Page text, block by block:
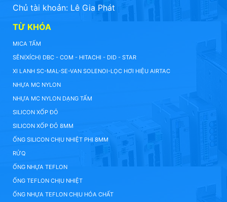
Chủ tài khoản: Lê Gia Phát
TỪ KHÓA
MICA TẤM
SÊN(XÍCH) DBC - COM - HITACHI - DID - STAR
XI LANH SC-MAL-SE-VAN SOLENOI-LỌC HƠI HIỆU AIRTAC
NHỰA MC NYLON
NHỰA MC NYLON DẠNG TẤM
SILICON XỐP ĐỎ
SILICON XỐP ĐỎ 8MM
ỐNG SILICON CHỊU NHIỆT PHI 8MM
RỬQ
ỐNG NHỰA TEFLON
ỐNG TEFLON CHỊU NHIỆT
ỐNG NHỰA TEFLON CHỊU HÓA CHẤT